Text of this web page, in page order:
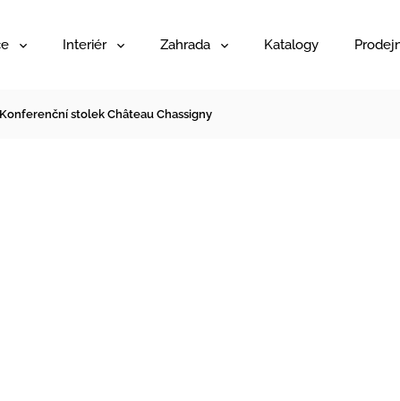
Interiér Zahrada Katalogy
Konferenční stolek Château Chassigny